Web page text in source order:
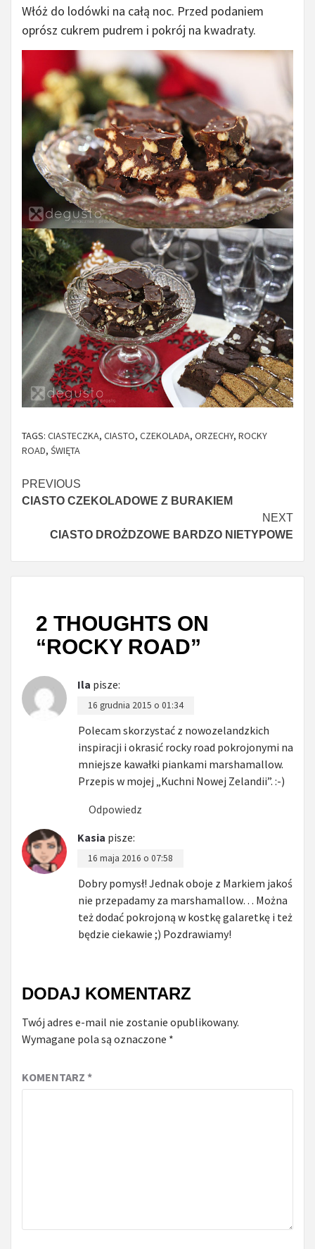
Włóż do lodówki na całą noc. Przed podaniem
oprósz cukrem pudrem i pokrój na kwadraty.
TAGS: CIASTECZKA, CIASTO, CZEKOLADA, ORZECHY, ROCKY
ROAD, ŚWIĘTA
Continue
Reading
PREVIOUS
CIASTO CZEKOLADOWE Z BURAKIEM
NEXT
CIASTO DROŻDZOWE BARDZO NIETYPOWE
2 THOUGHTS ON
“ROCKY ROAD”
Ila pisze:
16 grudnia 2015 o 01:34
Polecam skorzystać z nowozelandzkich
inspiracji i okrasić rocky road pokrojonymi na
mniejsze kawałki piankami marshamallow.
Przepis w mojej „Kuchni Nowej Zelandii”. :-)
Odpowiedz
Kasia pisze:
16 maja 2016 o 07:58
Dobry pomysł! Jednak oboje z Markiem jakoś
nie przepadamy za marshamallow… Można
też dodać pokrojoną w kostkę galaretkę i też
będzie ciekawie ;) Pozdrawiamy!
DODAJ KOMENTARZ
Twój adres e-mail nie zostanie opublikowany.
Wymagane pola są oznaczone *
KOMENTARZ *